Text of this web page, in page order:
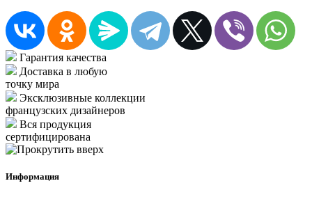
Гарантия качества
Доставка в любую
точку мира
Эксклюзивные коллекции
французских дизайнеров
Вся продукция
сертифицирована
Информация